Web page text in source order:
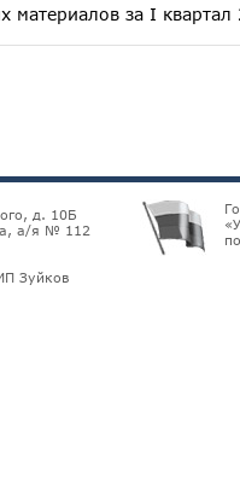
материалов за I
д. 10Б
а/я № 112
Зуйков